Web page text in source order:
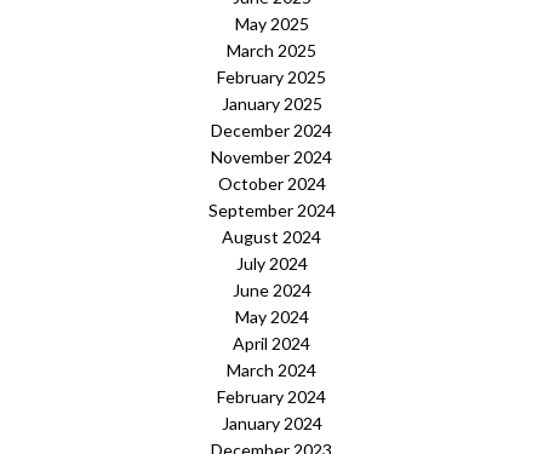
May 2025
March 2025
February 2025
January 2025
December 2024
November 2024
October 2024
September 2024
August 2024
July 2024
June 2024
May 2024
April 2024
March 2024
February 2024
January 2024